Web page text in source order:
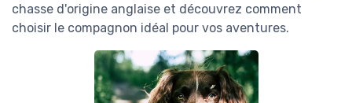
chasse d'origine anglaise et découvrez comment
choisir le compagnon idéal pour vos aventures.